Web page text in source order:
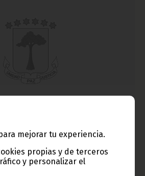
mejorar tu experiencia.
propias y de terceros
y personalizar el
María Frigero entrenará a
de Fútbol
Nzalang en el Mundial de Alemania
y la contratación del
es la noticia que esperaba toda la